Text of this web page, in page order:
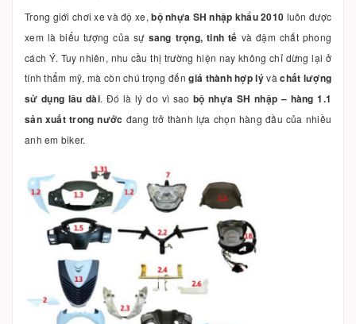
Trong giới chơi xe và độ xe,bộ nhựa SH nhập khẩu 2010 luôn được
xem là biểu tượng của sự sang trọng, tinh tế và đậm chất phong
cách Ý. Tuy nhiên, nhu cầu thị trường hiện nay không chỉ dừng lại ở
tính thẩm mỹ, mà còn chú trọng đếngiá thành hợp lývàchất lượng
sử dụng lâu dài. Đó là lý do vì saobộ nhựa SH nhập – hàng 1.1
sản xuất trong nước đang trở thành lựa chọn hàng đầu của nhiều
anh em biker.